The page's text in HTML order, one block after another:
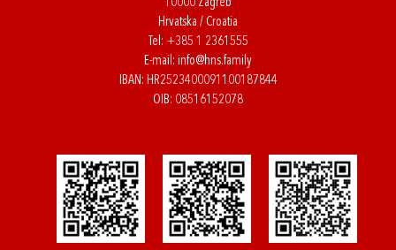
10000 Zagreb
Hrvatska / Croatia
Tel: +385 1 2361555
E-mail: info@hns.family
IBAN: HR2523400091100187844
OIB: 08516152078